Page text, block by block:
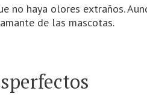
no haya olores extraños.
de las mascotas.